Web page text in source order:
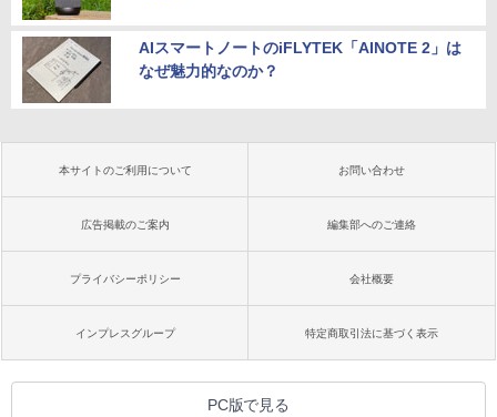
AIスマートノートのiFLYTEK「AINOTE 2」は
なぜ魅力的なのか？
本サイトのご利用について お問い合わせ
広告掲載のご案内 編集部へのご連絡
プライバシーポリシー 会社概要
インプレスグループ 特定商取引法に基づく表示
PC版で見る